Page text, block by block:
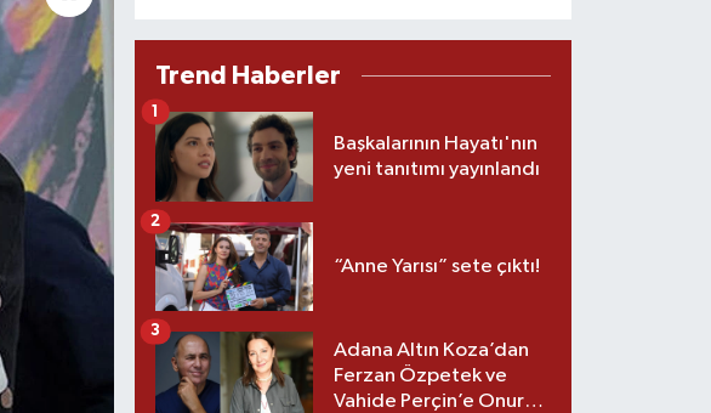
Trend Haberler
Başkalarının Hayatı'nın
yeni tanıtımı yayınlandı
1
“Anne Yarısı” sete çıktı!
2
Adana Altın Koza’dan
Ferzan Özpetek ve
Vahide Perçin’e Onur
3